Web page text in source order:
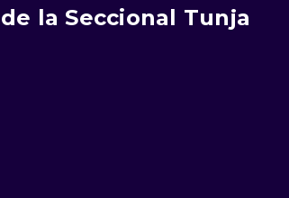
de la Seccional Tunja